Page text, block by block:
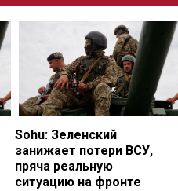
Sohu: Зеленский
занижает потери ВСУ,
пряча реальную
ситуацию на фронте